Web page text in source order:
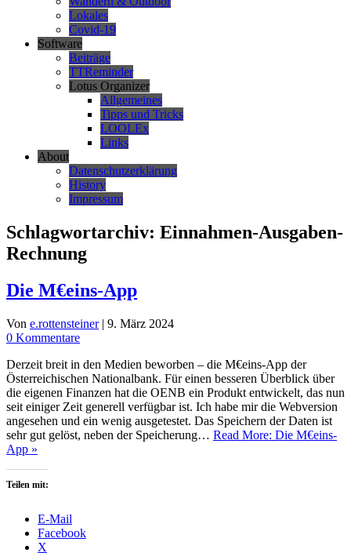
Lokales
Covid-19
Software
Beiträge
TTReminder
Lotus Organizer
Allgemeines
Tipps und Tricks
LOOLEx
Links
About
Datenschutzerklärung
History
Impressum
Schlagwortarchiv: Einnahmen-Ausgaben-
Rechnung
Die M€eins-App
Von e.rottensteiner | 9. März 2024
0 Kommentare
Derzeit breit in den Medien beworben – die M€eins-App der
Österreichischen Nationalbank. Für einen besseren Überblick über
die eigenen Finanzen hat die OENB ein Produkt entwickelt, das nun
seit einiger Zeit generell verfügbar ist. Ich habe mir die Webversion
angesehen und ein wenig ausgetestet. Das Speichern der Daten ist
sehr gut gelöst, neben der Speicherung… Read More: Die M€eins-
App »
Teilen mit:
E-Mail
Facebook
X